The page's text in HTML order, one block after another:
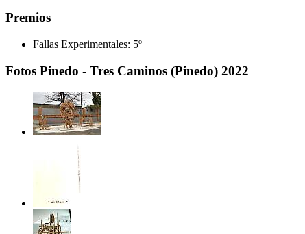
Premios
Fallas Experimentales: 5º
Fotos Pinedo - Tres Caminos (Pinedo) 2022